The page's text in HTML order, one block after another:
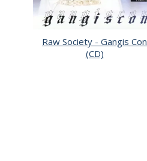
Raw Society - Gangis Con
(CD)